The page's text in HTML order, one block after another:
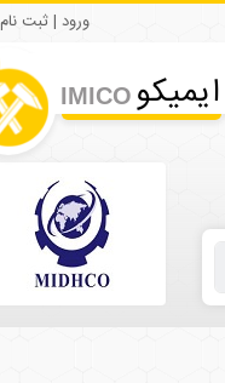
ورود | ثبت نام
ایمیکو IMICO